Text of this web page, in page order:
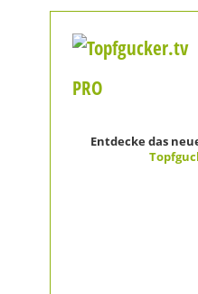
PRO
Entdecke das